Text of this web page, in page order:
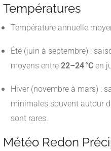
Températures
Température annuelle
Été (juin à septembre) :
moyens entre 22–24 °C en
Hiver (novembre à mars) :
minimales souvent autour
sont rares.
Météo Redon